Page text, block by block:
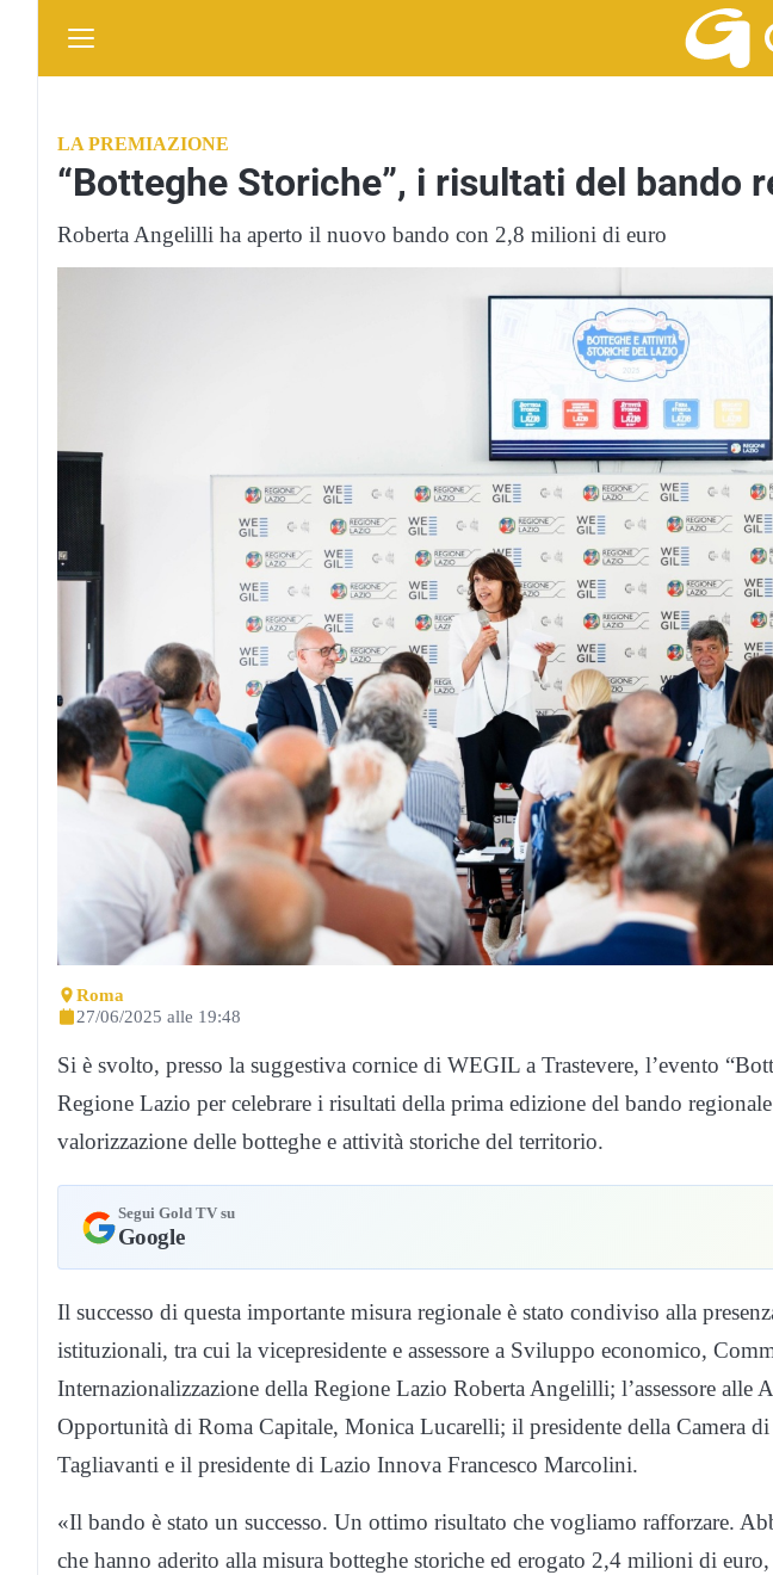
LA PREMIAZIONE
“Botteghe Storiche”, i risultati del bando
Roberta Angelilli ha aperto il nuovo bando con 2,8 milioni di euro
Roma
27/06/2025 alle 19:48
Si è svolto, presso la suggestiva cornice di WEGIL a Trastevere, l’evento
Regione Lazio per celebrare i risultati della prima edizione del bando
valorizzazione delle botteghe e attività storiche del territorio.
Segui Gold TV su
Google
Il successo di questa importante misura regionale è stato condiviso alla
istituzionali, tra cui la vicepresidente e assessore a Sviluppo economico,
Internazionalizzazione della Regione Lazio Roberta Angelilli; l’assessore alle
Opportunità di Roma Capitale, Monica Lucarelli; il presidente della Camera
Tagliavanti e il presidente di Lazio Innova Francesco Marcolini.
«Il bando è stato un successo. Un ottimo risultato che vogliamo rafforzare.
che hanno aderito alla misura botteghe storiche ed erogato 2,4 milioni di